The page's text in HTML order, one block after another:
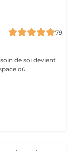
79
de soi devient
où